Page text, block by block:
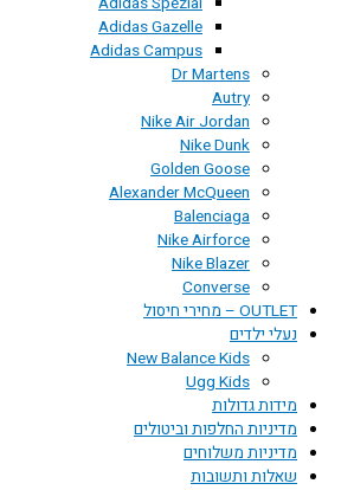
Adidas Gazelle
Adidas Campus
Dr Martens
Autry
Nike Air Jordan
Nike Dunk
Golden Goose
Alexander McQueen
Balenciaga
Nike Airforce
Nike Blazer
Converse
OUTLET – מחירי חיסול
נעלי ילדים
New Balance Kids
Ugg Kids
מידות גדולות
מדיניות החלפות וביטולים
מדיניות משלוחים
שאלות ותשובות